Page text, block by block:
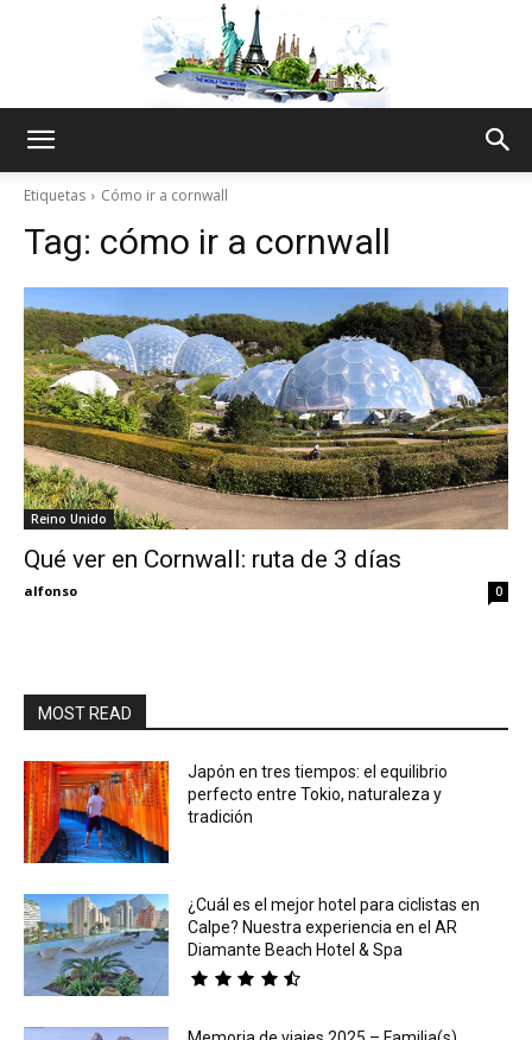
Thru
My
Etiquetas Cómo ir a cornwall
Tag: cómo ir a cornwall
Reino Unido
Qué ver en Cornwall: ruta de 3 días
alfonso 0
MOST READ
Japón en tres tiempos: el equilibrio
perfecto entre Tokio, naturaleza y
tradición
¿Cuál es el mejor hotel para ciclistas en
Calpe? Nuestra experiencia en el AR
Diamante Beach Hotel & Spa